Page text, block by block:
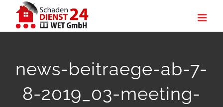
Inhalt
news-beitraege-ab-7-
8-2019_03-meeting-